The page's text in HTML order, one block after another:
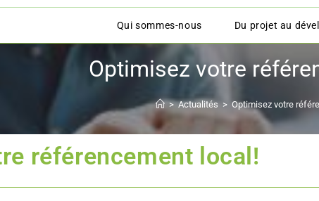
Qui sommes-nous Du projet au
Optimisez votre
> Actualités > Optimisez votre
référencement local!